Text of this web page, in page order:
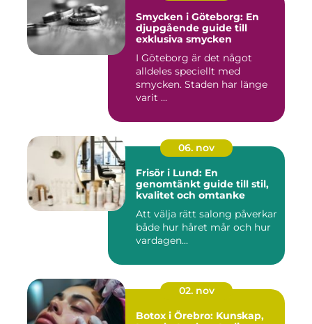
Smycken i Göteborg: En
djupgående guide till
exklusiva smycken
I Göteborg är det något
alldeles speciellt med
smycken. Staden har länge
varit ...
06. nov
Frisör i Lund: En
genomtänkt guide till stil,
kvalitet och omtanke
Att välja rätt salong påverkar
både hur håret mår och hur
vardagen...
02. nov
Botox i Örebro: Kunskap,